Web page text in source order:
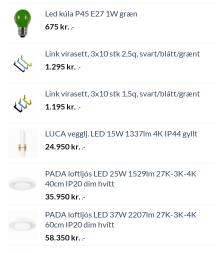
Led kúla P45 E27 1W græn
675 kr. .-
Link vírasett, 3x10 stk 2,5q, svart/blátt/grænt
1.295 kr. .-
Link vírasett, 3x10 stk 1,5q, svart/blátt/grænt
1.195 kr. .-
LUCA vegglj. LED 15W 1337lm 4K IP44 gyllt
24.950 kr. .-
PADA loftljós LED 25W 1529lm 27K-3K-4K
40cm IP20 dim hvítt
35.950 kr. .-
PADA loftljós LED 37W 2207lm 27K-3K-4K
60cm IP20 dim hvítt
58.350 kr. .-